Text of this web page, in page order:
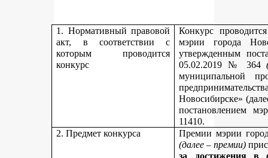
1. Нормативный правовой
акт, в соответствии с
которым проводится
конкурс
Конкурс
мэрии города
утвержденным
05.02.2019 № 364
муниципальной
Новосибирске»
постановлением
11410.
2. Предмет конкурса
Премии мэрии
(далее – премии)
за достижения в